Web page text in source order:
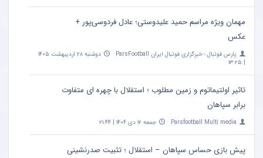
مهمان ویژه مراسم حمید علیدوستی؛ عادل فردوسی‌پور +
عکس
پارس فوتبال ؛ خبرگزاری فوتبال ایران ParsFootball
دوشنبه ۲۸ اردیبهشت ۱۴۰۵
| ۱۳:۲۵
تاثیر اولتیماتوم و زمین مطلوب ؛ استقلال با چهره ای متفاوت
برابر سپاهان
Parsfootball Multi media جمعه ۱۲ دی ۱۴۰۴ | ۲۱:۴۴
پیش بازی حساس سپاهان – استقلال ؛ تثبیت صدرنشینی